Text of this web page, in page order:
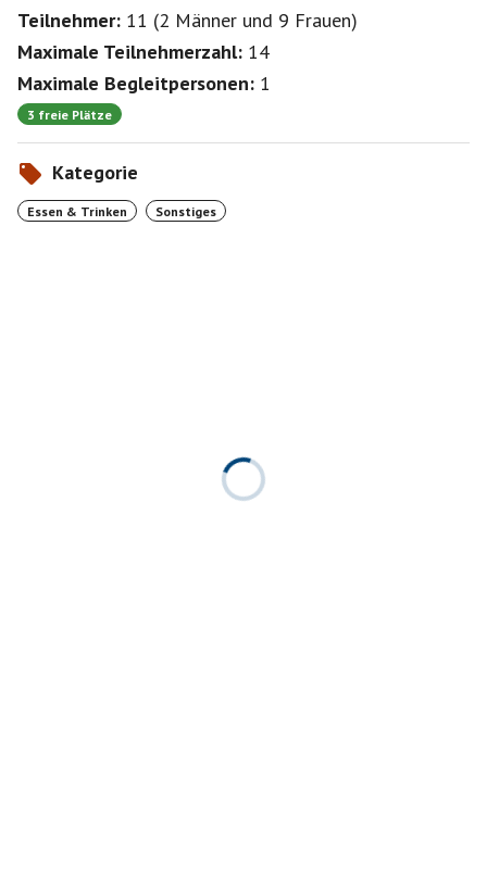
Teilnehmer: 11 (2 Männer und 9 Frauen)
Maximale Teilnehmerzahl: 14
Maximale Begleitpersonen: 1
3 freie Plätze
Kategorie
Essen & Trinken Sonstiges